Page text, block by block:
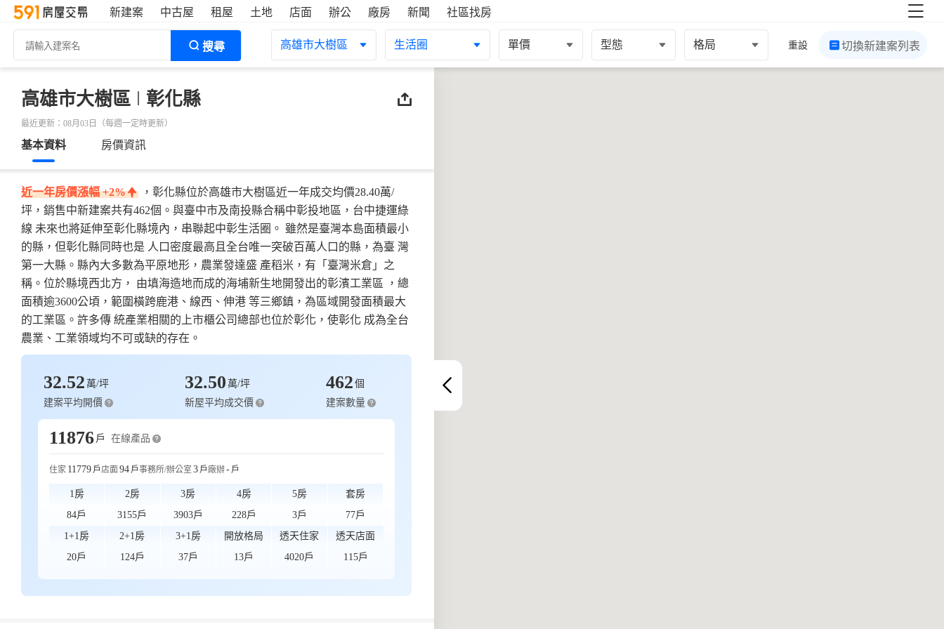
新建案 中古屋 租屋 土地 店面 辦公 廠房 新聞 社區找房
搜尋 高雄市大樹區 生活圈 單價 型態 格局 重設 切換新建案列表
高雄市大樹區 彰化縣
最近更新：08月03日（每週一定時更新）
基本資料 房價資訊
近一年房價漲幅+2%
，彰化縣位於高雄市大樹區近一年成交均價28.40萬/
坪，銷售中新建案共有462個。與臺中市及南投縣合稱中彰投地區，台中捷運綠
線 未來也將延伸至彰化縣境內，串聯起中彰生活圈。 雖然是臺灣本島面積最小
的縣，但彰化縣同時也是 人口密度最高且全台唯一突破百萬人口的縣，為臺 灣
第一大縣。縣內大多數為平原地形，農業發達盛 產稻米，有「臺灣米倉」之
稱。位於縣境西北方， 由填海造地而成的海埔新生地開發出的彰濱工業區 ，總
面積逾3600公頃，範圍橫跨鹿港、線西、伸港 等三鄉鎮，為區域開發面積最大
的工業區。許多傳 統產業相關的上市櫃公司總部也位於彰化，使彰化 成為全台
農業、工業領域均不可或缺的存在。
32.52 萬/坪
建案平均開價
32.50 萬/坪
新屋平均成交價
462 個
建案數量
11876 戶 在線產品
住家 11779 戶店面 94 戶事務所/辦公室3 戶廠辦- 戶
1房
84戶
2房
3155戶
3房
3903戶
4房
228戶
5房
3戶
套房
77戶
1+1房
20戶
2+1房
124戶
3+1房
37戶
開放格局
13戶
透天住家
4020戶
透天店面
115戶